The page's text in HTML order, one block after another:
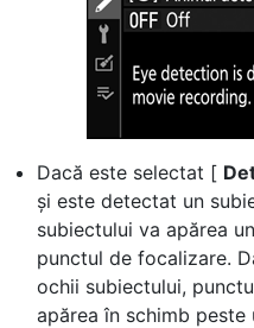
Dacă este selectat [
și este detectat un
subiectului va apărea
punctul de focalizare.
ochii subiectului,
apărea în schimb